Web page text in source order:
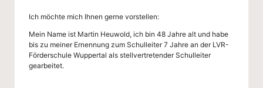
Ich möchte mich Ihnen gerne vorstellen:
Mein Name ist Martin Heuwold, ich bin 48 Jahre alt und habe
bis zu meiner Ernennung zum Schulleiter 7 Jahre an der LVR-
Förderschule Wuppertal als stellvertretender Schulleiter
gearbeitet.